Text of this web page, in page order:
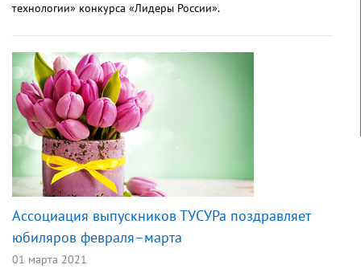
технологии» конкурса «Лидеры России».
Ассоциация выпускников ТУСУРа поздравляет
юбиляров февраля–марта
01 марта 2021